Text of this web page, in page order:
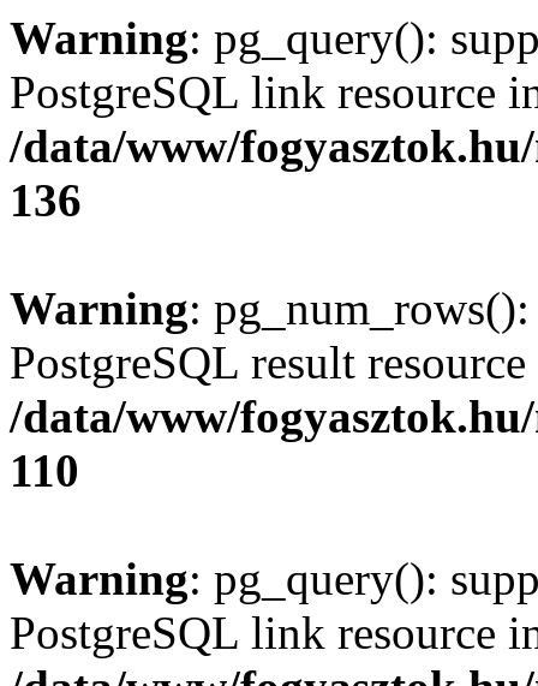
Warning: pg_query():
PostgreSQL link resource
/data/www/
136
Warning:
PostgreSQL result
/data/www/
110
Warning: pg_query():
PostgreSQL link resource